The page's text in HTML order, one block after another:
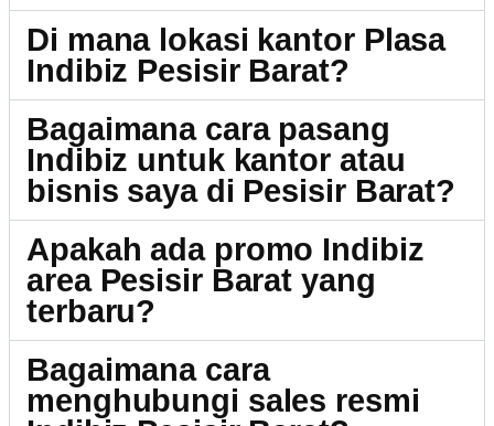
Di mana lokasi kantor Plasa
Indibiz Pesisir Barat?
Bagaimana cara pasang
Indibiz untuk kantor atau
bisnis saya di Pesisir Barat?
Apakah ada promo Indibiz
area Pesisir Barat yang
terbaru?
Bagaimana cara
menghubungi sales resmi